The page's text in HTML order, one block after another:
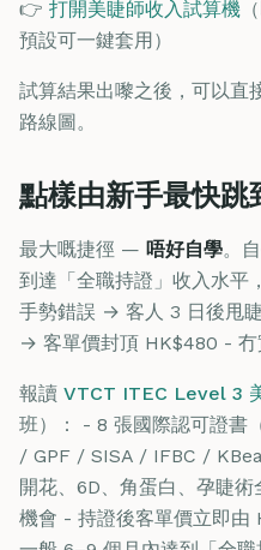
👉 打開美睫師收入試算機
預設可一鍵套用）
試算結果出嚟之後，可以直
路線圖。
點樣由新手最快跳
最大嘅捷徑 — 唔好自學。
到達「全職持證」收入水平
手勢錯誤 → 客人 3 日後甩
→ 客單價封頂 HK$480 -
報讀 VTCT ITEC Level 3
班）： - 8 張國際認可證書
/ GPF / SISA / IFBC /
開花、6D、角蛋白、孕睫
機會 - 持證後客單價立即